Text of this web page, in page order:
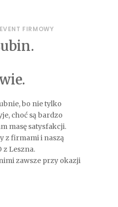
EVENT FIRMOWY
bo nie tylko
choć są bardzo
masę satysfakcji.
z firmami i naszą
z Leszna.
zawsze przy okazji